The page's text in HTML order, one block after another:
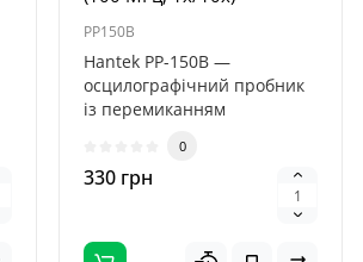
PP150B
Hantek PP-150B —
осцилографічний пробник
із перемиканням
призначений для ..
0
330 грн